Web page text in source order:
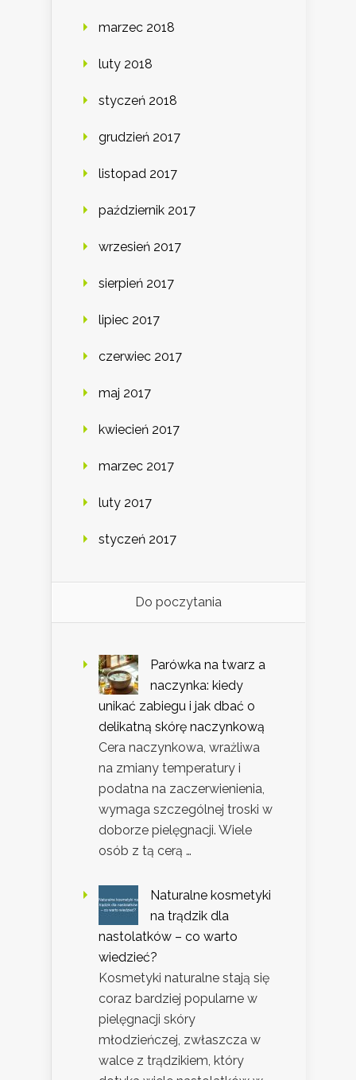
marzec 2018
luty 2018
styczeń 2018
grudzień 2017
listopad 2017
październik 2017
wrzesień 2017
sierpień 2017
lipiec 2017
czerwiec 2017
maj 2017
kwiecień 2017
marzec 2017
luty 2017
styczeń 2017
Do poczytania
Parówka na twarz a
naczynka: kiedy
unikać zabiegu i jak dbać o
delikatną skórę naczynkową
Cera naczynkowa, wrażliwa
na zmiany temperatury i
podatna na zaczerwienienia,
wymaga szczególnej troski w
doborze pielęgnacji. Wiele
osób z tą cerą …
Naturalne kosmetyki
na trądzik dla
nastolatków – co warto
wiedzieć?
Kosmetyki naturalne stają się
coraz bardziej popularne w
pielęgnacji skóry
młodzieńczej, zwłaszcza w
walce z trądzikiem, który